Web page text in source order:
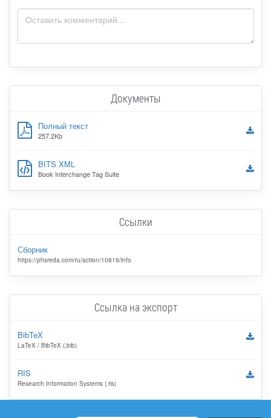
Документы
Полный текст
257.2Kb
BITS XML
Book Interchange Tag Suite
Ссылки
Сборник
https://phsreda.com/ru/action/10819/info
Ссылка на экспорт
BibTeX
LaTeX / BibTeX (.bib)
RIS
Research Information Systems (.ris)